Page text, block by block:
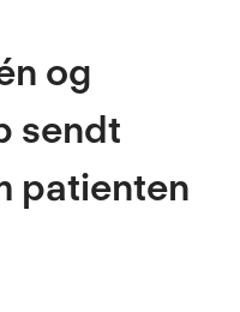
og
sendt
patienten